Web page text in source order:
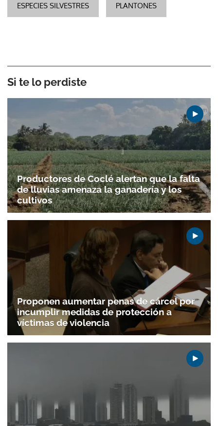
ESPECIES SILVESTRES PLANTONES
Si te lo perdiste
Productores de Coclé alertan que la falta
de lluvias amenaza la ganadería y los
cultivos
Proponen aumentar penas de cárcel por
incumplir medidas de protección a
víctimas de violencia